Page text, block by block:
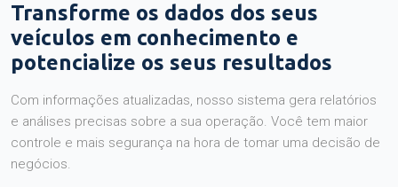
Transforme os dados dos seus
veículos em conhecimento e
potencialize os seus resultados
Com informações atualizadas, nosso sistema gera relatórios
e análises precisas sobre a sua operação. Você tem maior
controle e mais segurança na hora de tomar uma decisão de
negócios.